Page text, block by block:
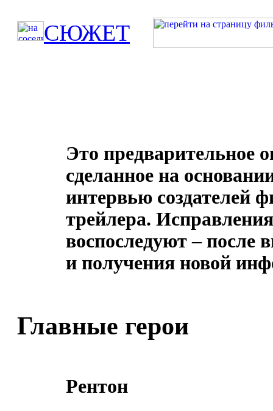
СЮЖЕТ
Это предварительное
сделанное на
интервью создателей
трейлера.
воспоследуют – после
и получения новой
Главные герои
Рентон